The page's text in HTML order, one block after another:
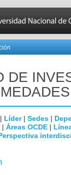
DE
| Líder| Sedes |
| Áreas OCDE |